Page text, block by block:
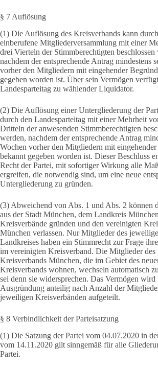
§ 7 Auflösung
(1) Die Auflösung des Kreisverbands kann
einberufene Mitgliederversammlung mit einer
drei Vierteln der Stimmberechtigten beschlossen
nachdem der entsprechende Antrag mindestens
vorher den Mitgliedern mit eingehender
gegeben worden ist. Über sein Vermögen
Landesparteitag zu wählender Liquidator.
(2) Die Auflösung einer Untergliederung der
durch den Landesparteitag mit einer Mehrheit
Dritteln der anwesenden Stimmberechtigten
werden, nachdem der entsprechende Antrag
Wochen vorher den Mitgliedern mit
bekannt gegeben worden ist. Dieser Beschluss
Recht der Partei, mit sofortiger Wirkung alle
ergreifen, die notwendig sind, um eine neue
Untergliederung zu gründen.
(3) Abweichend von Abs. 1 und Abs. 2 können
aus der Stadt München, dem Landkreis
Kreisverbände gründen und den vereinigten
München verlassen. Nur Mitglieder des
Landkreises haben ein Stimmrecht zur Frage
im vereinigten Kreisverband. Die Mitglieder des
Kreisverbands München, die im Gebiet des
Kreisverbands wohnen, wechseln automatisch
sei denn sie widersprechen. Das Vermögen wird
Ausgründung anteilig nach Anzahl der
jeweiligen Kreisverbänden aufgeteilt.
§ 8 Verbindlichkeit der Parteisatzung
(1) Die Satzung der Partei vom 04.07.2020 in
vom 14.11.2020 gilt sinngemäß für alle
Partei.